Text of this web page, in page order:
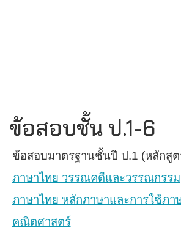
ข้อสอบชั้น ป.1-6
ข้อสอบมาตรฐานชั้นปี ป.1 (หลักสูต
ภาษาไทย วรรณคดีและวรรณกรรม
ภาษาไทย หลักภาษาและการใช้ภา
คณิตศาสตร์